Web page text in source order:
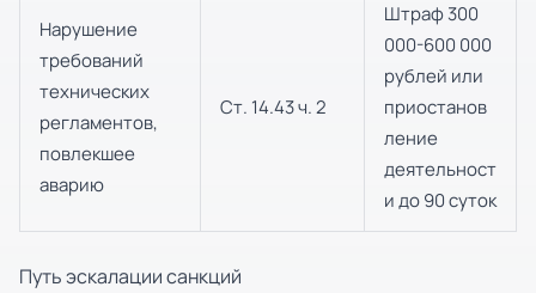
Нарушение
требований
технических
регламентов,
повлекшее
аварию
Ст. 14.43 ч. 2
Штраф 300
000-600 000
рублей или
приостанов
ление
деятельност
и до 90 суток
Путь эскалации санкций